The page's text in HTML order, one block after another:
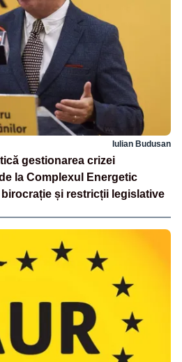
Iulian Budusan
gestionarea crizei
la Complexul Energetic
și restricții legislative